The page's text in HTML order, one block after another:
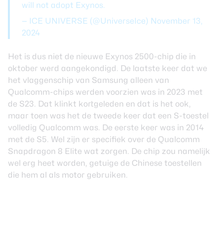
will not adopt Exynos.
— ICE UNIVERSE (@UniverseIce) November 13,
2024
Het is dus niet de nieuwe Exynos 2500-chip die in
oktober werd aangekondigd. De laatste keer dat we
het vlaggenschip van Samsung alleen van
Qualcomm-chips werden voorzien was in 2023 met
de S23. Dat klinkt kortgeleden en dat is het ook,
maar toen was het de tweede keer dat een S-toestel
volledig Qualcomm was. De eerste keer was in 2014
met de S5. Wel zijn er specifiek over de Qualcomm
Snapdragon 8 Elite wat zorgen. De chip zou namelijk
wel erg heet worden, getuige de Chinese toestellen
die hem al als motor gebruiken.